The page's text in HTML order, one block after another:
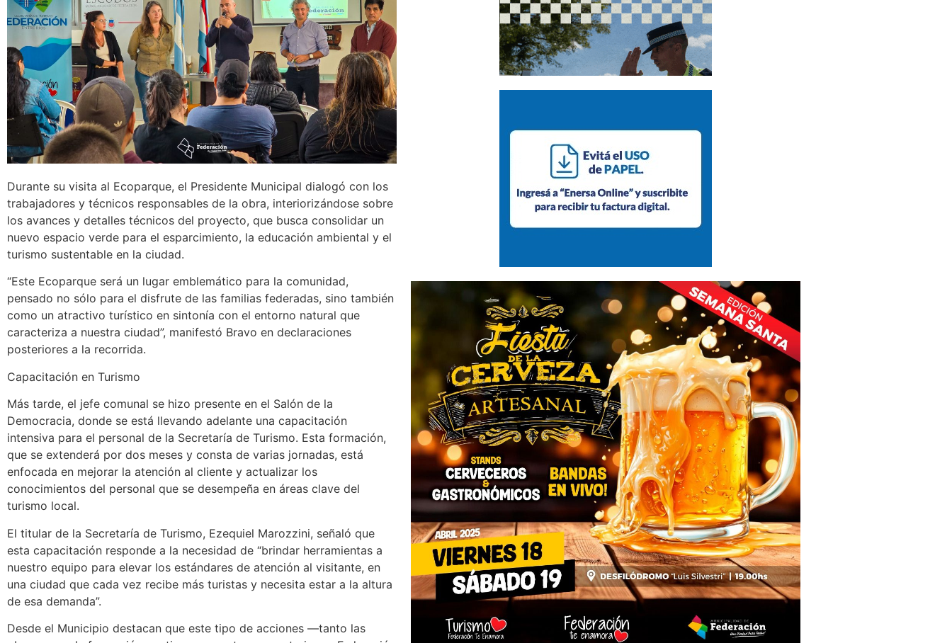
Durante su visita al Ecoparque, el Presidente Municipal dialogó con los
trabajadores y técnicos responsables de la obra, interiorizándose sobre
los avances y detalles técnicos del proyecto, que busca consolidar un
nuevo espacio verde para el esparcimiento, la educación ambiental y el
turismo sustentable en la ciudad.
“Este Ecoparque será un lugar emblemático para la comunidad,
pensado no sólo para el disfrute de las familias federadas, sino también
como un atractivo turístico en sintonía con el entorno natural que
caracteriza a nuestra ciudad”, manifestó Bravo en declaraciones
posteriores a la recorrida.
Capacitación en Turismo
Más tarde, el jefe comunal se hizo presente en el Salón de la
Democracia, donde se está llevando adelante una capacitación
intensiva para el personal de la Secretaría de Turismo. Esta formación,
que se extenderá por dos meses y consta de varias jornadas, está
enfocada en mejorar la atención al cliente y actualizar los
conocimientos del personal que se desempeña en áreas clave del
turismo local.
El titular de la Secretaría de Turismo, Ezequiel Marozzini, señaló que
esta capacitación responde a la necesidad de “brindar herramientas a
nuestro equipo para elevar los estándares de atención al visitante, en
una ciudad que cada vez recibe más turistas y necesita estar a la altura
de esa demanda”.
Desde el Municipio destacan que este tipo de acciones —tanto las